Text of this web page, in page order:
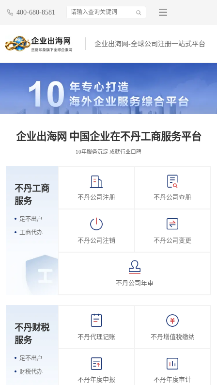
400-680-8581
企业出海网-全球公司注册一站式平台
企业出海网 中国企业在不丹工商服务平台
10年服务沉淀 成就行业口碑
不丹工商
服务
足不出户
工商代办
不丹公司注册 不丹公司查册
不丹公司注销 不丹公司变更
不丹公司年审
不丹财税
服务
足不出户
财税代办
不丹代理记账 不丹增值税缴纳
不丹年度申报 不丹年度审计